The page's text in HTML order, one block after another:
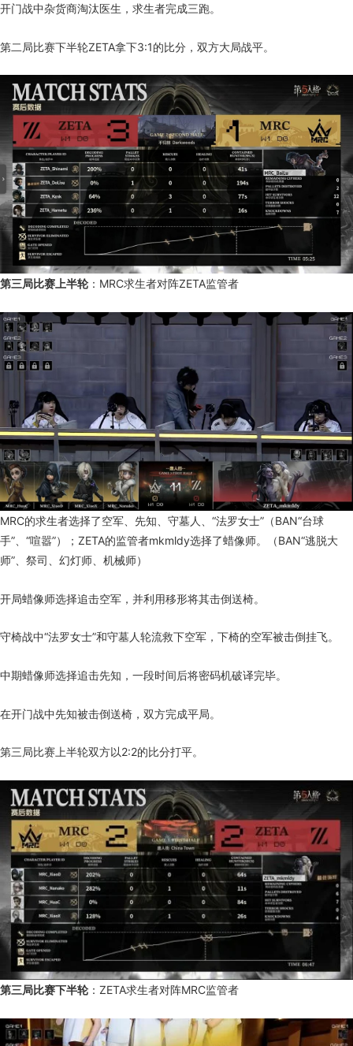
开门战中杂货商淘汰医生，求生者完成三跑。
第二局比赛下半轮ZETA拿下3:1的比分，双方大局战平。
第三局比赛上半轮：MRC求生者对阵ZETA监管者
MRC的求生者选择了空军、先知、守墓人、“法罗女士”（BAN“台球
手”、“喧嚣”）；ZETA的监管者mkmldy选择了蜡像师。（BAN“逃脱大
师”、祭司、幻灯师、机械师）
开局蜡像师选择追击空军，并利用移形将其击倒送椅。
守椅战中“法罗女士”和守墓人轮流救下空军，下椅的空军被击倒挂飞。
中期蜡像师选择追击先知，一段时间后将密码机破译完毕。
在开门战中先知被击倒送椅，双方完成平局。
第三局比赛上半轮双方以2:2的比分打平。
第三局比赛下半轮：ZETA求生者对阵MRC监管者